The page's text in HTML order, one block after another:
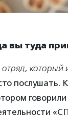
вы туда
послушать.